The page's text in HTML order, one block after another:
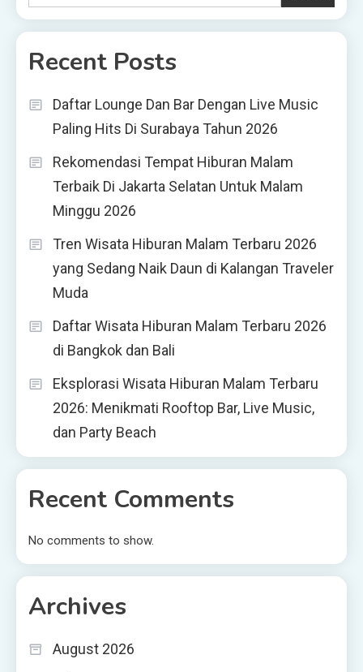
Recent Posts
Daftar Lounge Dan Bar Dengan Live Music
Paling Hits Di Surabaya Tahun 2026
Rekomendasi Tempat Hiburan Malam
Terbaik Di Jakarta Selatan Untuk Malam
Minggu 2026
Tren Wisata Hiburan Malam Terbaru 2026
yang Sedang Naik Daun di Kalangan Traveler
Muda
Daftar Wisata Hiburan Malam Terbaru 2026
di Bangkok dan Bali
Eksplorasi Wisata Hiburan Malam Terbaru
2026: Menikmati Rooftop Bar, Live Music,
dan Party Beach
Recent Comments
No comments to show.
Archives
August 2026